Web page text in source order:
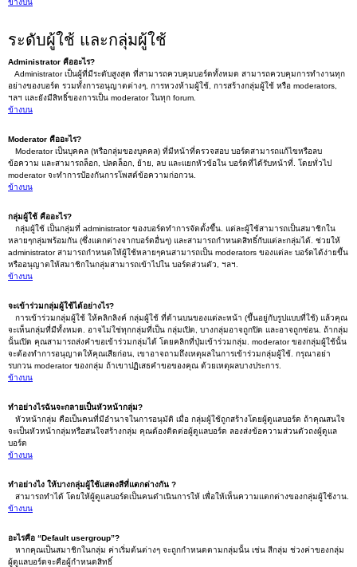
ข้างบน
ระดับผู้ใช้ และกลุ่มผู้ใช้
Administrator คืออะไร?
Administrator เป็นผู้ที่มีระดับสูงสุด ที่สามารถควบคุมบอร์ดทั้งหมด สามารถควบคุมการทำงานทุก
อย่างของบอร์ด รวมทั้งการอนุญาตต่างๆ, การหวงห้ามผู้ใช้, การสร้างกลุ่มผู้ใช้ หรือ moderators,
ฯลฯ และยังมีสิทธิ์ของการเป็น moderator ในทุก forum.
ข้างบน
Moderator คืออะไร?
Moderator เป็นบุคคล (หรือกลุ่มของบุคคล) ที่มีหน้าที่ตรวจสอบ บอร์ดสามารถแก้ไขหรือลบ
ข้อความ และสามารถล็อก, ปลดล็อก, ย้าย, ลบ และแยกหัวข้อใน บอร์ดที่ได้รับหน้าที่. โดยทั่วไป
moderator จะทำการป้องกันการโพสต์ข้อความก่อกวน.
ข้างบน
กลุ่มผู้ใช้ คืออะไร?
กลุ่มผู้ใช้ เป็นกลุ่มที่ administrator ของบอร์ดทำการจัดตั้งขึ้น. แต่ละผู้ใช้สามารถเป็นสมาชิกใน
หลายๆกลุ่มพร้อมกัน (ซึ่งแตกต่างจากบอร์ดอื่นๆ) และสามารถกำหนดสิทธิ์กับแต่ละกลุ่มได้. ช่วยให้
administrator สามารถกำหนดให้ผู้ใช้หลายๆคนสามารถเป็น moderators ของแต่ละ บอร์ดได้ง่ายขึ้น
หรืออนุญาตให้สมาชิกในกลุ่มสามารถเข้าไปใน บอร์ดส่วนตัว, ฯลฯ.
ข้างบน
จะเข้าร่วมกลุ่มผู้ใช้ได้อย่างไร?
การเข้าร่วมกลุ่มผู้ใช้ ให้คลิกลิงค์ กลุ่มผู้ใช้ ที่ด้านบนของแต่ละหน้า (ขึ้นอยู่กับรูปแบบที่ใช้) แล้วคุณ
จะเห็นกลุ่มที่มีทั้งหมด. อาจไม่ใช่ทุกกลุ่มที่เป็น กลุ่มเปิด, บางกลุ่มอาจถูกปิด และอาจถูกซ่อน. ถ้ากลุ่ม
นั้นเปิด คุณสามารถส่งคำขอเข้าร่วมกลุ่มได้ โดยคลิกที่ปุ่มเข้าร่วมกลุ่ม. moderator ของกลุ่มผู้ใช้นั้น
จะต้องทำการอนุญาตให้คุณเสียก่อน, เขาอาจถามถึงเหตุผลในการเข้าร่วมกลุ่มผู้ใช้. กรุณาอย่า
รบกวน moderator ของกลุ่ม ถ้าเขาปฏิเสธคำขอของคุณ ด้วยเหตุผลบางประการ.
ข้างบน
ทำอย่างไรฉันจะกลายเป็นหัวหน้ากลุ่ม?
หัวหน้ากลุ่ม คือเป็นคนที่มีอำนาจในการอนุมัติ เมื่อ กลุ่มผู้ใช้ถูกสร้างโดยผู้ดูแลบอร์ด ถ้าคุณสนใจ
จะเป็นหัวหน้ากลุ่มหรือสนใจสร้างกลุ่ม คุณต้องติดต่อผู้ดูแลบอร์ด ลองส่งข้อความส่วนตัวถงผู้ดูแล
บอร์ด
ข้างบน
ทำอย่างไง ให้บางกลุ่มผู้ใช้แสดงสีที่แตกต่างกัน ?
สามารถทำได้ โดยให้ผู้ดูแลบอร์ดเป็นคนดำเนินการให้ เพื่อให้เห็นความแตกต่างของกลุ่มผู้ใช้งาน.
ข้างบน
อะไรคือ “Default usergroup”?
หากคุณเป็นสมาชิกในกลุ่ม ค่าเริ่มต้นต่างๆ จะถูกกำหนดตามกลุ่มนั้น เช่น สีกลุ่ม ช่วงค่าของกลุ่ม
ผู้ดูแลบอร์ดจะคือผู้กำหนดสิทธิ์